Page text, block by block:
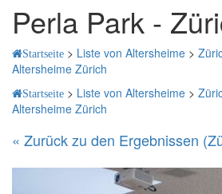
Perla Park -
Startseite > Liste von Altersheime >
Altersheime Zürich
Startseite > Liste von Altersheime >
Altersheime Zürich
« Zurück zu den Ergebnissen